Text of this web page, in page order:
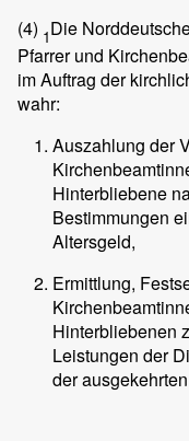
(4) 1Die
Pfarrer und
im Auftrag der
wahr:
Auszahlung der
Hinterbliebene
Bestimmungen
Altersgeld,
Ermittlung,
Hinterbliebenen
Leistungen der
der